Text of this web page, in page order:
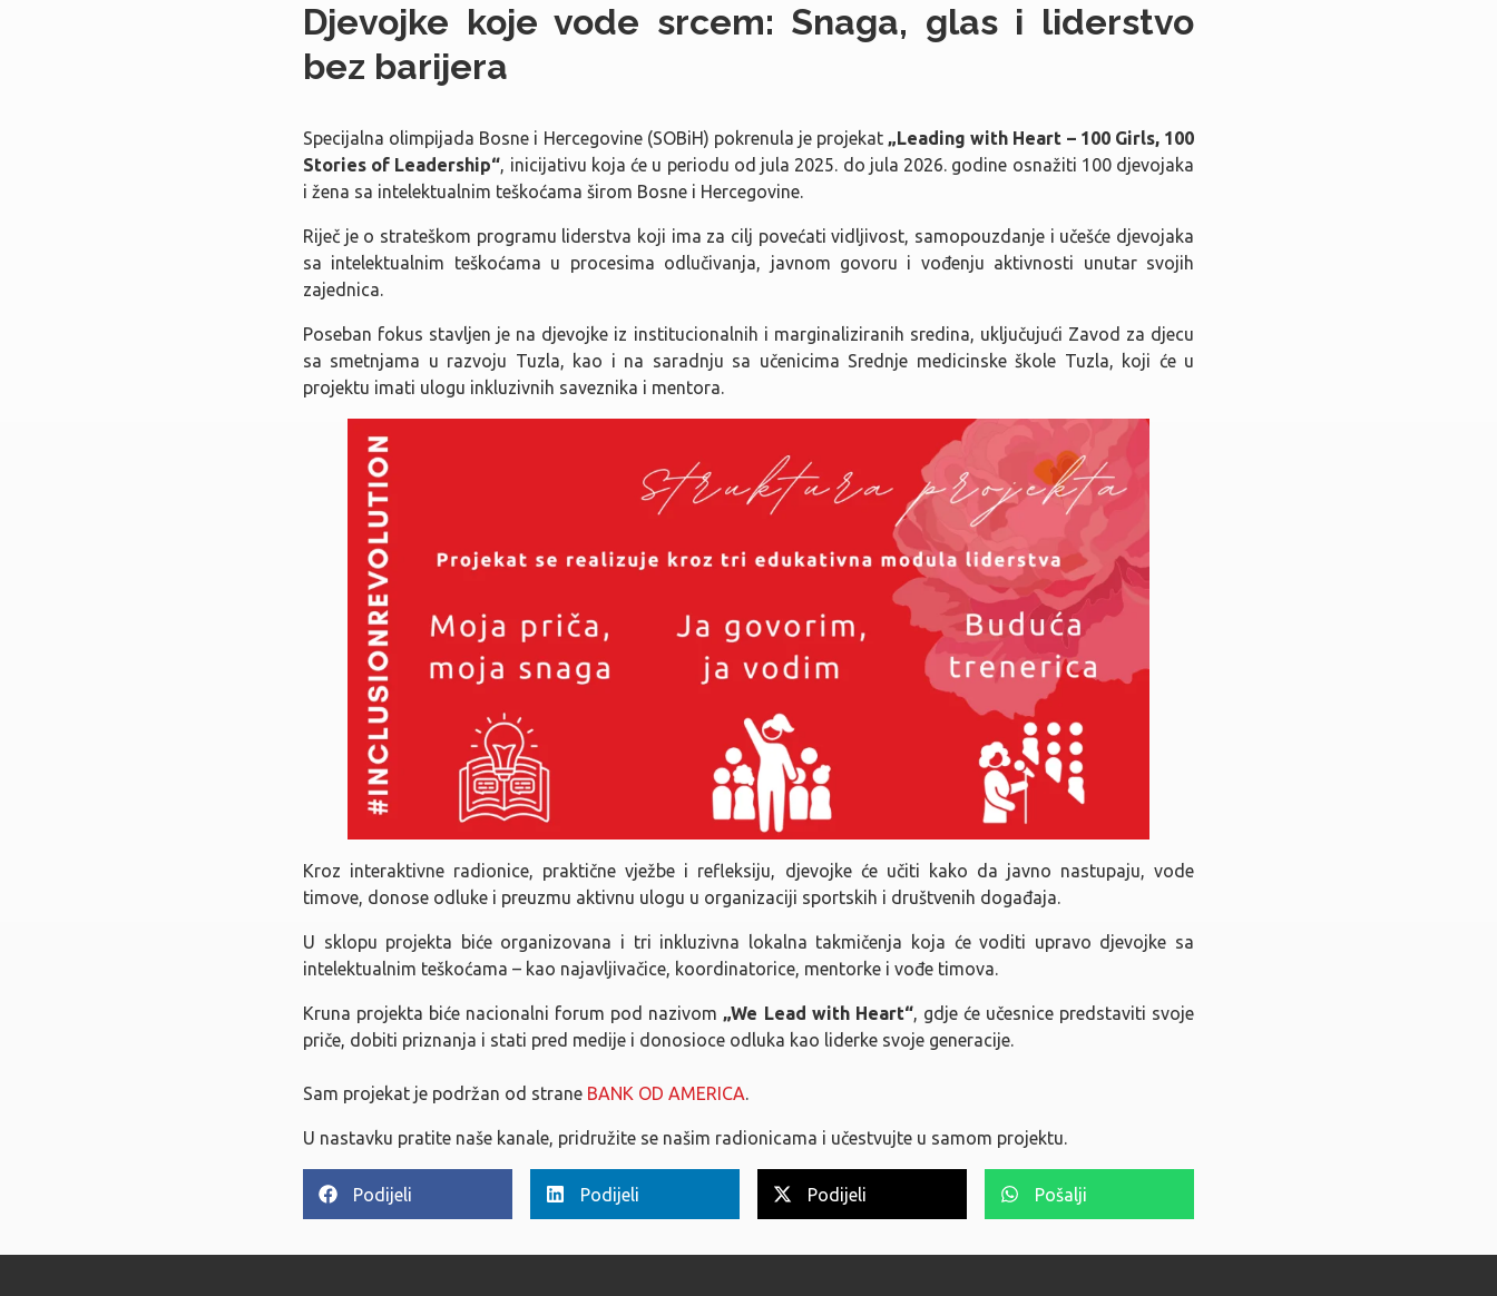
Djevojke koje vode srcem: Snaga, glas i liderstvo
bez barijera
Specijalna olimpijada Bosne i Hercegovine (SOBiH) pokrenula je projekat „Leading with Heart – 100 Girls, 100
Stories of Leadership“, inicijativu koja će u periodu od jula 2025. do jula 2026. godine osnažiti 100 djevojaka
i žena sa intelektualnim teškoćama širom Bosne i Hercegovine.
Riječ je o strateškom programu liderstva koji ima za cilj povećati vidljivost, samopouzdanje i učešće djevojaka
sa intelektualnim teškoćama u procesima odlučivanja, javnom govoru i vođenju aktivnosti unutar svojih
zajednica.
Poseban fokus stavljen je na djevojke iz institucionalnih i marginaliziranih sredina, uključujući Zavod za djecu
sa smetnjama u razvoju Tuzla, kao i na saradnju sa učenicima Srednje medicinske škole Tuzla, koji će u
projektu imati ulogu inkluzivnih saveznika i mentora.
Kroz interaktivne radionice, praktične vježbe i refleksiju, djevojke će učiti kako da javno nastupaju, vode
timove, donose odluke i preuzmu aktivnu ulogu u organizaciji sportskih i društvenih događaja.
U sklopu projekta biće organizovana i tri inkluzivna lokalna takmičenja koja će voditi upravo djevojke sa
intelektualnim teškoćama – kao najavljivačice, koordinatorice, mentorke i vođe timova.
Kruna projekta biće nacionalni forum pod nazivom „We Lead with Heart“, gdje će učesnice predstaviti svoje
priče, dobiti priznanja i stati pred medije i donosioce odluka kao liderke svoje generacije.
Sam projekat je podržan od strane BANK OD AMERICA.
U nastavku pratite naše kanale, pridružite se našim radionicama i učestvujte u samom projektu.
Podijeli Podijeli Podijeli Pošalji